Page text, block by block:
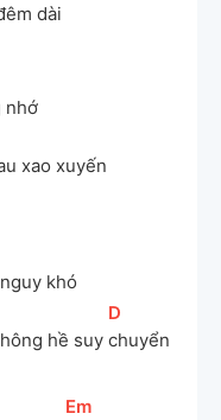
dài
nhớ
xao xuyến
khó
hề suy
[D
chuyển
[Em